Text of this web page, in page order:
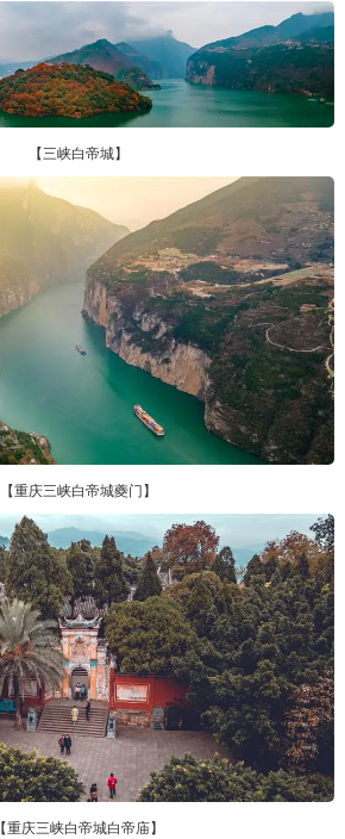
【三峡白帝城】
【重庆三峡白帝城夔门】
【重庆三峡白帝城白帝庙】